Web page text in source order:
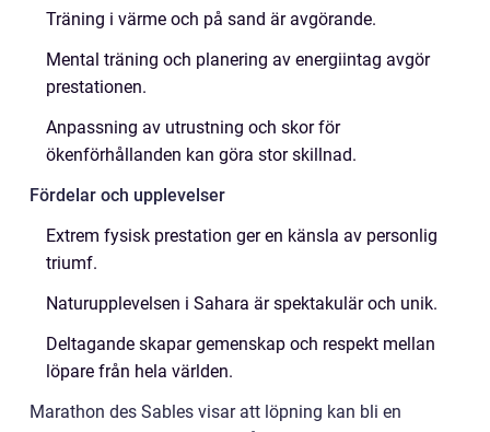
Träning i värme och på sand är avgörande.
Mental träning och planering av energiintag avgör
prestationen.
Anpassning av utrustning och skor för
ökenförhållanden kan göra stor skillnad.
Fördelar och upplevelser
Extrem fysisk prestation ger en känsla av personlig
triumf.
Naturupplevelsen i Sahara är spektakulär och unik.
Deltagande skapar gemenskap och respekt mellan
löpare från hela världen.
Marathon des Sables visar att löpning kan bli en